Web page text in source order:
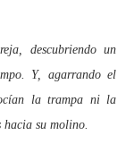
descubriendo un
Y, agarrando el
la trampa ni la
su molino.